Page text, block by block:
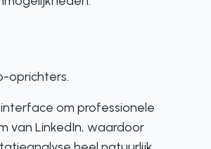
oprichters.
om professionele
van LinkedIn, waardoor